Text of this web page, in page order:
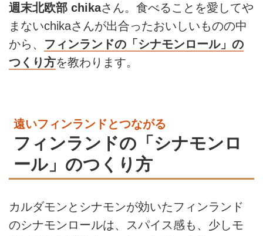
週末北欧部 chikaさん。食べることを愛してや
まないchikaさんが出合ったおいしいものの中
から、 フィンランドの「シナモンロール」の
つくり方を教わります。
遠いフィンランドとつながる
フィンランドの「シナモンロ
ール」のつくり方
カルダモンとシナモンが効いたフィンランド
のシナモンロールは、スパイス感も、少しモ